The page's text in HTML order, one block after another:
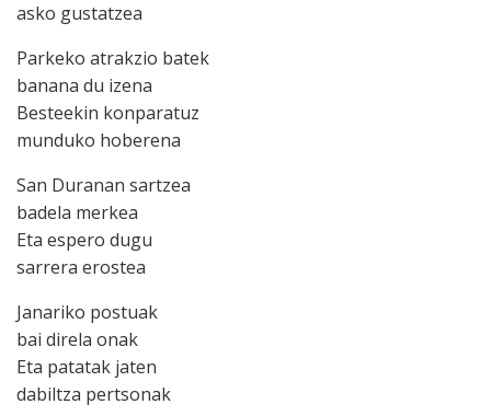
asko gustatzea
Parkeko atrakzio batek
banana du izena
Besteekin konparatuz
munduko hoberena
San Duranan sartzea
badela merkea
Eta espero dugu
sarrera erostea
Janariko postuak
bai direla onak
Eta patatak jaten
dabiltza pertsonak